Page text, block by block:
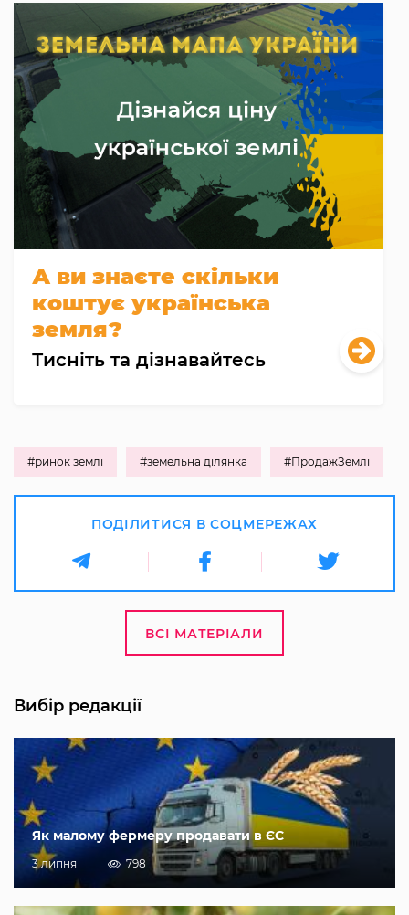
А ви знаєте скільки
коштує українська
земля?
Тисніть та дізнавайтесь
#ринок землі #земельна ділянка #ПродажЗемлі
ПОДІЛИТИСЯ В СОЦМЕРЕЖАХ
ВСІ МАТЕРІАЛИ
Вибір редакції
Як малому фермеру продавати в ЄС
3 липня 798